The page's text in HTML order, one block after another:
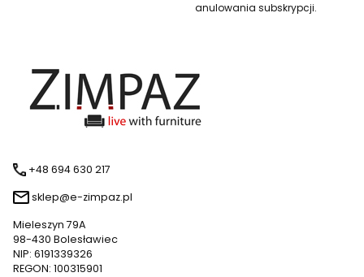
anulowania subskrypcji.
+48 694 630 217
sklep@e-zimpaz.pl
Mieleszyn 79A
98-430 Bolesławiec
NIP: 6191339326
REGON: 100315901